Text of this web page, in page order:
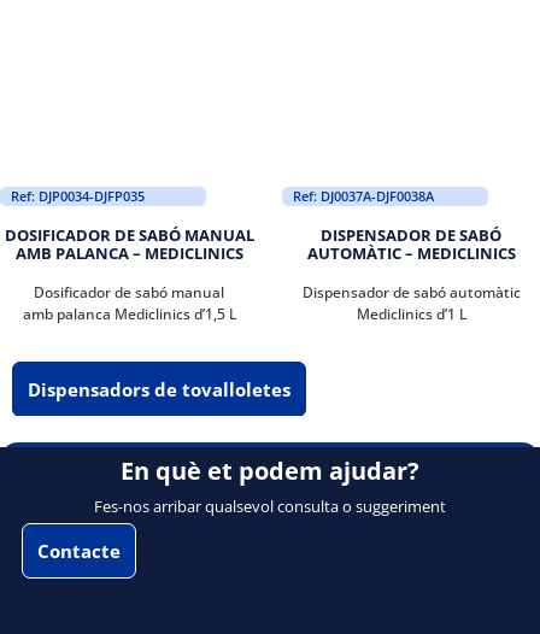
Ref: DJP0034-DJFP035
DOSIFICADOR DE SABÓ MANUAL
AMB PALANCA – MEDICLINICS
Dosificador de sabó manual
amb palanca Mediclinics d’1,5 L
Ref: DJ0037A-DJF0038A
DISPENSADOR DE SABÓ
AUTOMÀTIC – MEDICLINICS
Dispensador de sabó automàtic
Mediclinics d’1 L
Dispensadors de tovalloletes
En què et podem ajudar?
Fes-nos arribar qualsevol consulta o suggeriment
Contacte